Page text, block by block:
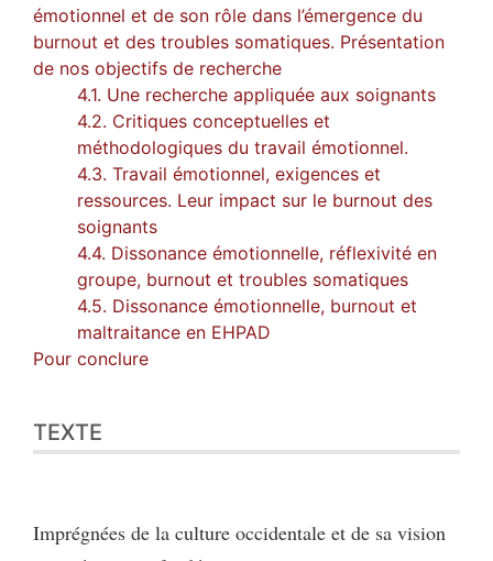
émotionnel et de son rôle dans l’émergence du
burnout et des troubles somatiques. Présentation
de nos objectifs de recherche
4.1. Une recherche appliquée aux soignants
4.2. Critiques conceptuelles et
méthodologiques du travail émotionnel.
4.3. Travail émotionnel, exigences et
ressources. Leur impact sur le burnout des
soignants
4.4. Dissonance émotionnelle, réflexivité en
groupe, burnout et troubles somatiques
4.5. Dissonance émotionnelle, burnout et
maltraitance en EHPAD
Pour conclure
TEXTE
Imprégnées de la culture occidentale et de sa vision